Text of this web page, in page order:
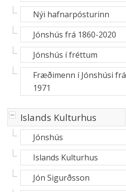
Nýi hafnarpósturinn
Jónshús frá 1860-2020
Jónshús í fréttum
Fræðimenn í Jónshúsi frá
1971
-Islands Kulturhus
Jónshús
Islands Kulturhus
Jón Sigurðsson